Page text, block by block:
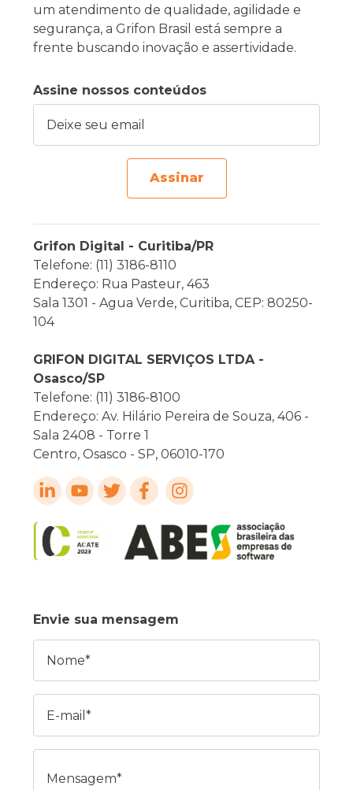
um atendimento de qualidade, agilidade e
segurança, a Grifon Brasil está sempre a
frente buscando inovação e assertividade.
Assine nossos conteúdos
Assinar
Grifon Digital - Curitiba/PR
Telefone: (11) 3186-8110
Endereço: Rua Pasteur, 463
Sala 1301 - Agua Verde, Curitiba, CEP: 80250-
104
GRIFON DIGITAL SERVIÇOS LTDA -
Osasco/SP
Telefone: (11) 3186-8100
Endereço: Av. Hilário Pereira de Souza, 406 -
Sala 2408 - Torre 1
Centro, Osasco - SP, 06010-170
Envie sua mensagem